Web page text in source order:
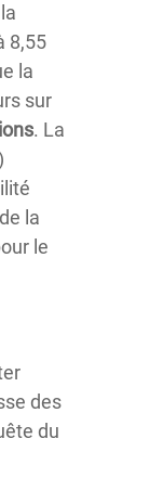
8,55
la
sur
. La
la
le
des
du